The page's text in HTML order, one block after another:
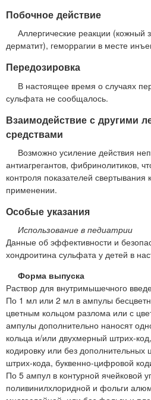
Побочное действие
Аллергические реакции (кожный
дерматит), геморрагии в месте
Передозировка
В настоящее время о случаях
сульфата не сообщалось.
Взаимодействие с другими
средствами
Возможно усиление действия
антиагрегантов, фибринолитиков,
контроля показателей
применении.
Особые указания
Использование в педиатрии
Данные об эффективности и
хондроитина сульфата у детей в
Форма выпуска
Раствор для внутримышечного
По 1 мл или 2 мл в ампулы
цветным кольцом разлома или с
ампулы дополнительно наносят
кольца и/или двухмерный штрих-
кодировку или без дополнительных
штрих-кода, буквенно-цифровой
По 5 ампул в контурной ячейковой
поливинилхлоридной и фольги